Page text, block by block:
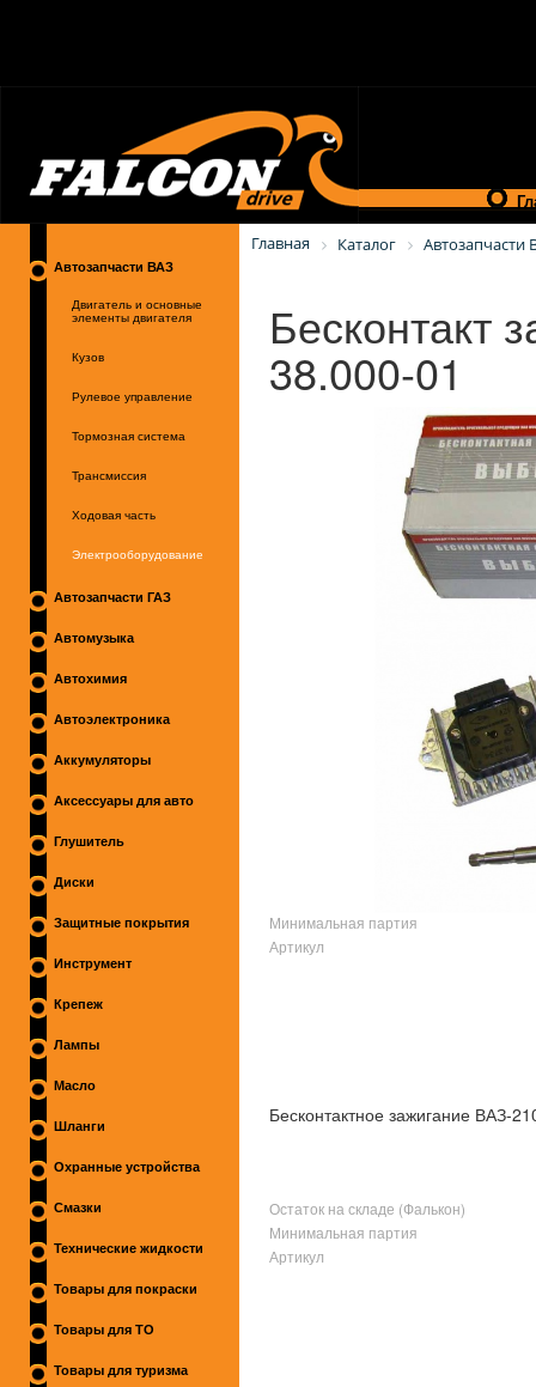
Автозапчасти ВАЗ
Двигатель и основные
элементы двигателя
Кузов
Рулевое управление
Тормозная система
Трансмиссия
Ходовая часть
Электрооборудование
Автозапчасти ГАЗ
Автомузыка
Автохимия
Автоэлектроника
Аккумуляторы
Аксессуары для авто
Глушитель
Диски
Защитные покрытия
Инструмент
Крепеж
Лампы
Масло
Шланги
Охранные устройства
Смазки
Технические жидкости
Товары для покраски
Товары для ТО
Товары для туризма
Главная Каталог Автозапчасти
Бесконтакт
38.000-01
Минимальная партия
Артикул
Бесконтактное зажигание ВАЗ-
Остаток на складе (Фалькон)
Минимальная партия
Артикул